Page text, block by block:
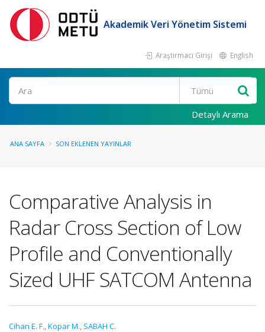
Akademik Veri Yönetim Sistemi
Araştırmacı Girişi English
Ara
Detaylı Arama
ANA SAYFA SON EKLENEN YAYINLAR
Comparative Analysis in
Radar Cross Section of Low
Profile and Conventionally
Sized UHF SATCOM Antenna
Cihan E. F.,Kopar M., SABAH C.